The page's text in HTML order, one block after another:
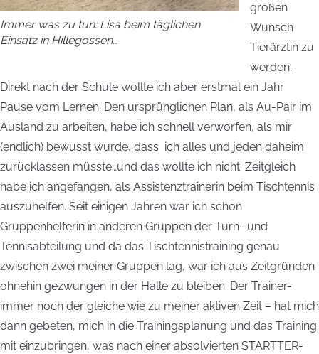
Immer was zu tun: Lisa beim täglichen
Einsatz in Hillegossen…
großen
Wunsch
Tierärztin zu
werden.
Direkt nach der Schule wollte ich aber erstmal ein Jahr
Pause vom Lernen. Den ursprünglichen Plan, als Au-Pair im
Ausland zu arbeiten, habe ich schnell verworfen, als mir
(endlich) bewusst wurde, dass ich alles und jeden daheim
zurücklassen müsste…und das wollte ich nicht. Zeitgleich
habe ich angefangen, als Assistenztrainerin beim Tischtennis
auszuhelfen. Seit einigen Jahren war ich schon
Gruppenhelferin in anderen Gruppen der Turn- und
Tennisabteilung und da das Tischtennistraining genau
zwischen zwei meiner Gruppen lag, war ich aus Zeitgründen
ohnehin gezwungen in der Halle zu bleiben. Der Trainer-
immer noch der gleiche wie zu meiner aktiven Zeit – hat mich
dann gebeten, mich in die Trainingsplanung und das Training
mit einzubringen, was nach einer absolvierten STARTTER-